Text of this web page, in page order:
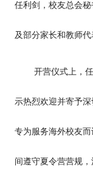
任利剑，校友总会
及部分家长和教师代
开营仪式上，
示热烈欢迎并寄予
专为服务海外校友
间遵守夏令营营规